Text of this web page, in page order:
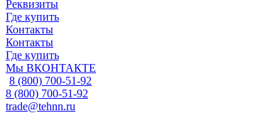
Реквизиты
Где купить
Контакты
Контакты
Где купить
Мы ВКОНТАКТЕ
8 (800) 700-51-92
8 (800) 700-51-92
trade@tehnn.ru